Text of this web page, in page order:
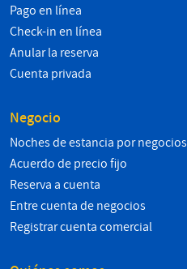
Pago en línea
Check-in en línea
Anular la reserva
Cuenta privada
Negocio
Noches de estancia por negocios
Acuerdo de precio fijo
Reserva a cuenta
Entre cuenta de negocios
Registrar cuenta comercial